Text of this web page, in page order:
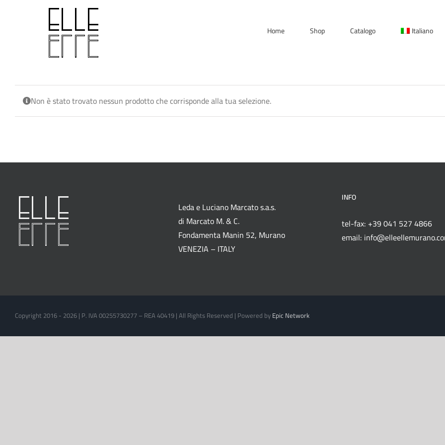
Home Shop Catalogo Italiano
Non è stato trovato nessun prodotto che corrisponde alla tua selezione.
Leda e Luciano Marcato s.a.s.
di Marcato M. & C.
Fondamenta Manin 52, Murano
VENEZIA – ITALY
INFO
tel-fax: +39 041 527 4866
email:
Copyright 2016 - 2026 | P. IVA 00255730277 – REA 40419 | All Rights Reserved | Powered byEpic Network